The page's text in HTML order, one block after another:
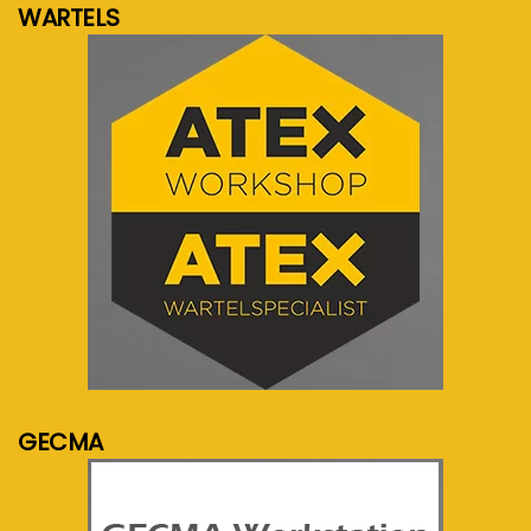
WARTELS
meer info...
GECMA